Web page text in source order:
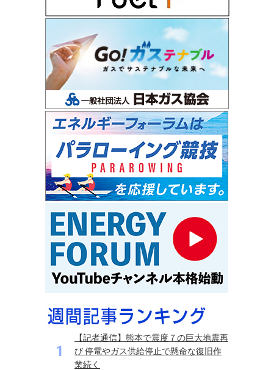
1
【記者通信】熊本で震度７の巨大地震再
び 停電やガス供給停止で懸命な復旧作
業続く